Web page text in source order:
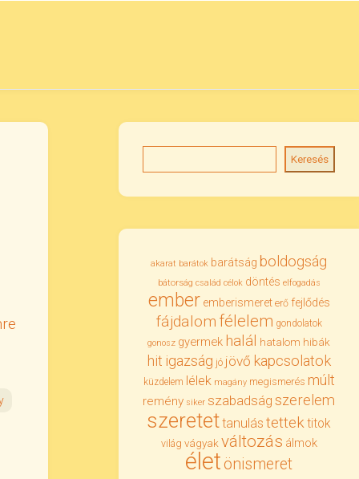
Keresés
akarat barátok barátság boldogság
bátorság család célok döntés elfogadás
ember emberismeret erő fejlődés
fájdalom félelem gondolatok
gonosz gyermek halál hatalom hibák
hit igazság jó jövő kapcsolatok
küzdelem lélek magány megismerés múlt
remény siker szabadság szerelem
szeretettanulás tettektitok
világ vágyak változás álmok
életönismeret